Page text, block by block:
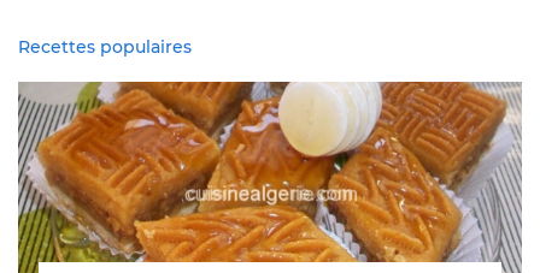
Recettes populaires